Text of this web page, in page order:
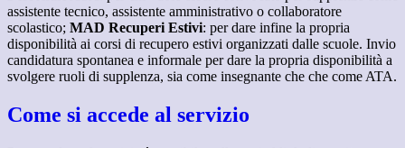
assistente tecnico, assistente amministrativo o collaboratore
scolastico; MAD Recuperi Estivi: per dare infine la propria
disponibilità ai corsi di recupero estivi organizzati dalle scuole. Invio
candidatura spontanea e informale per dare la propria disponibilità a
svolgere ruoli di supplenza, sia come insegnante che che come ATA.
Come si accede al servizio